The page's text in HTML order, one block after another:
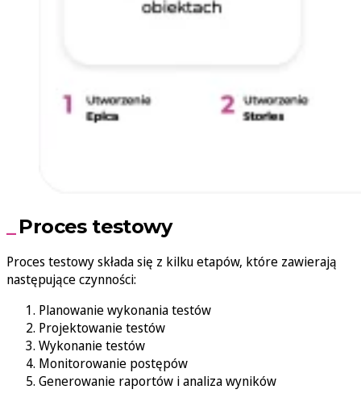
Proces testowy
Proces testowy składa się z kilku etapów, które zawierają
następujące czynności:
Planowanie wykonania testów
Projektowanie testów
Wykonanie testów
Monitorowanie postępów
Generowanie raportów i analiza wyników